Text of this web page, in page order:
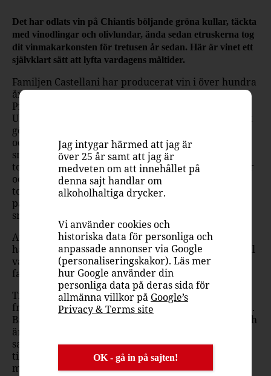
Det har odlats vin på Chiantis böljande gröna kullar, täckta
med vinodlingar och olivlundar, ända sedan etruskerna tog
dit vinmakarkonsten för tretusen år sedan. Här är vinet ett
självklart sätt att lyfta vardagens måltider.
Familjen Castellani har producerat vin i över hundra
år, och Baffo Rosso är den nuvarande ägaren
Piergiorgios smakrika hyllning till hans farfar
Umberto som lade grunden till verksamheten. Vinet
görs på Chiantiregionens signaturdruva sangiovese
och passar särskilt bra med klassiska italienska
smaker och rätter såsom solmogna tomater och
tomatsåser, pizza och pasta, charkuterier, hårdostar
och kötträtter som Osso Bucco. När de eleganta
tonerna av körsbär, örter och choklad möter
parmaskinkan eller favoritpastan njuter
smaklökarna!
Att njuta ska vara enkelt – och den här charmiga
hälsningen från Chianti förgyller din måltid både till
vardag och fest. Buon appetito, cari amici – som
farfar Nonno Umberto skulle sagt!
Tidlös finess från Toscana – Baffo Rosso är ett mörk-
fruktigt, smakrikt klassiskt vin från Chianti, Toscana.
Baffo Rosso är det bäst prisade vinet från Chianti och
är gjort på dess signaturdruva Sangiovese. Ett
sammetsmjukt och fruktigt vin som passar utmärkt
till pasta, pizza eller bara som det är tillsammans
med goda vänner.
Jag intygar härmed att jag är
över 25 år samt att jag är
medveten om att innehållet på
denna sajt handlar om
alkoholhaltiga drycker.
Vi använder cookies och
historiska data för personliga och
anpassade annonser via Google
(personaliseringskakor). Läs mer
hur Google använder din
personliga data på deras sida för
allmänna villkor på Google’s
Privacy & Terms site
OK - gå in på sajten!